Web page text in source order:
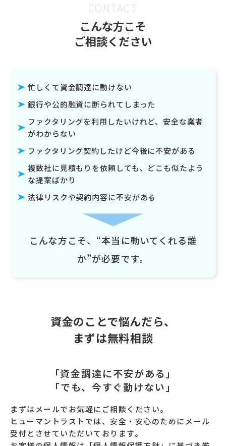
CONTACT
こんな方こそ
ご相談ください
忙しくて資金調達に動けない
銀行や公的融資に断られてしまった
ファクタリングを利用したいけれど、安全な業者
がわからない
ファクタリング契約したけど今後に不安がある
複数社に見積もりを依頼しても、どこも似たよう
な提案ばかり
法律リスクや契約内容に不安がある
こんな方こそ、“本当に動いてくれる誰
か”が必要です。
資金のことで悩んだら、
まずは無料相談
「資金調達に不安がある」
「でも、今すぐ動けない」
まずはメールでお気軽にご相談ください。
ヒューマントラストでは、安全・安心のためにメール
受付とさせていただいております。